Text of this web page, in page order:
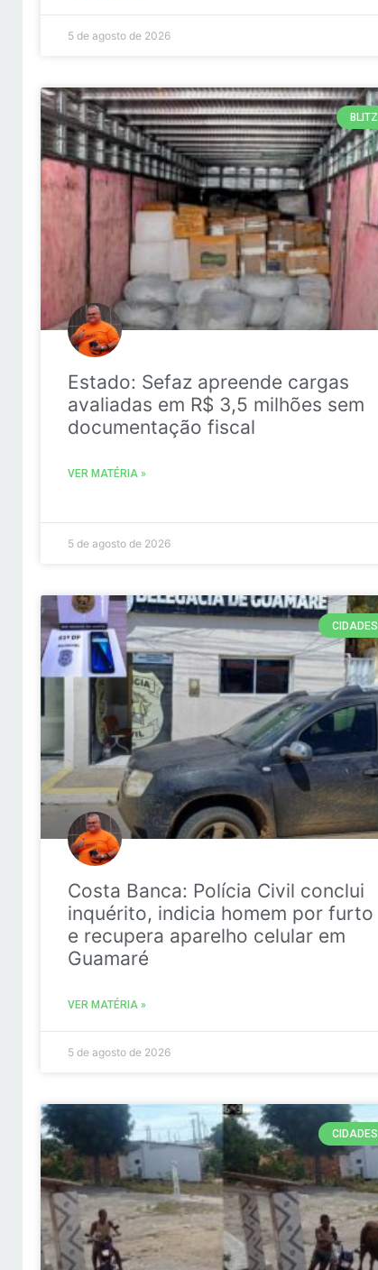
5 de agosto de 2026
BLITZ
Estado: Sefaz apreende cargas
avaliadas em R$ 3,5 milhões sem
documentação fiscal
VER MATÉRIA »
5 de agosto de 2026
CIDADES
Costa Banca: Polícia Civil conclui
inquérito, indicia homem por furto
e recupera aparelho celular em
Guamaré
VER MATÉRIA »
5 de agosto de 2026
CIDADES